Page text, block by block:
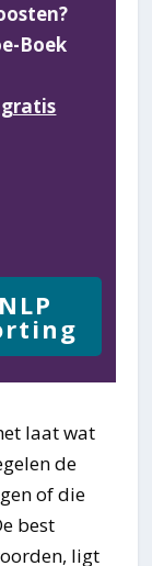
Boek
laat wat
de
of die
best
ligt